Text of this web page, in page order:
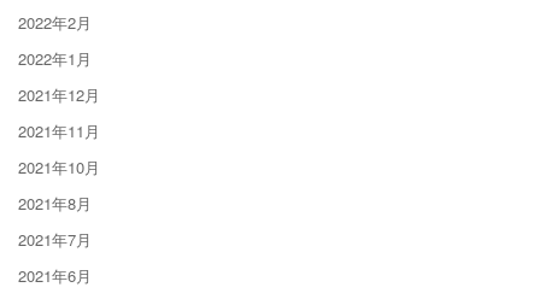
2022年2月
2022年1月
2021年12月
2021年11月
2021年10月
2021年8月
2021年7月
2021年6月